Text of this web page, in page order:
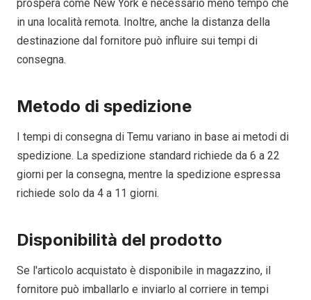
prospera come New York è necessario meno tempo che
in una località remota. Inoltre, anche la distanza della
destinazione dal fornitore può influire sui tempi di
consegna.
Metodo di spedizione
I tempi di consegna di Temu variano in base ai metodi di
spedizione. La spedizione standard richiede da 6 a 22
giorni per la consegna, mentre la spedizione espressa
richiede solo da 4 a 11 giorni.
Disponibilità del prodotto
Se l'articolo acquistato è disponibile in magazzino, il
fornitore può imballarlo e inviarlo al corriere in tempi